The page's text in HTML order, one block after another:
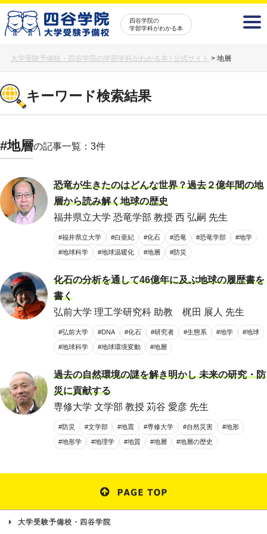
四谷学院の
学部学科がわかる本
大学受験予備校・四谷学院の学部学科がわかる本 | 公式サイト > 地層
キーワード検索結果
#地層の記事一覧：3件
恐竜が生きたのはどんな世界？過去２億年間の地
層から読み解く地球の歴史
福井県立大学 恐竜学部 教授 西 弘嗣 先生
#福井県立大学 #白亜紀 #化石 #恐竜 #恐竜学部 #地学
#地球科学 #地球温暖化 #地層 #防災
化石の分析を通して46億年に及ぶ地球の履歴書を
書く
弘前大学 理工学研究科 助教 梶田 展人 先生
#弘前大学 #DNA #化石 #研究者 #生態系 #地学 #地球
#地球科学 #地球環境変動 #地層
過去の自然環境の謎を解き明かし 未来の研究・防
災に貢献する
専修大学 文学部 教授 苅谷 愛彦 先生
#防災 #文学部 #地震 #専修大学 #自然災害 #地形
#地形学 #地理学 #地質 #地層 #地層の歴史
大学受験予備校・四谷学院